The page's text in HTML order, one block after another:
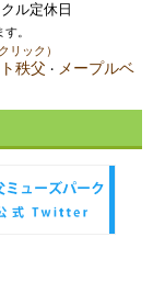
ル定休日
。
リック）
秩父 ・
メープルベ